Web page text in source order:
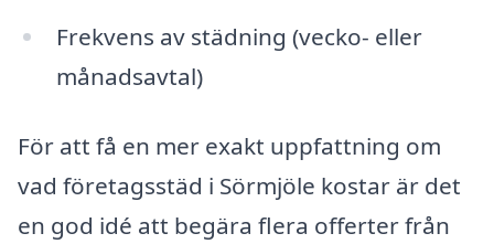
Frekvens av städning (vecko- eller
månadsavtal)
För att få en mer exakt uppfattning om
vad företagsstäd i Sörmjöle kostar är det
en god idé att begära flera offerter från